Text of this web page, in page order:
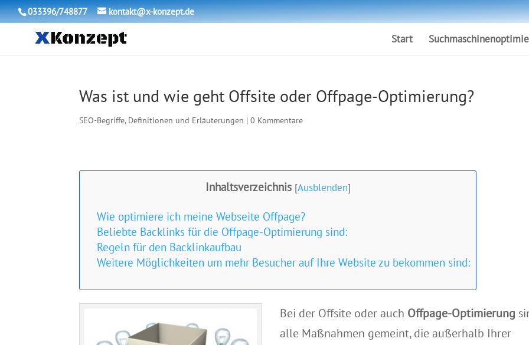
033396/748877 kontakt@x-konzept.de
Start
Was ist und wie geht Offsite oder Offpage-Optimierung?
SEO-Begriffe, Definitionen und Erläuterungen |0 Kommentare
Inhaltsverzeichnis [Ausblenden]
Wie optimiere ich meine Webseite Offpage?
Beliebte Backlinks für die Offpage-Optimierung sind:
Regeln für den Backlinkaufbau
Weitere Möglichkeiten um mehr Besucher auf Ihre Website zu bekommen sind:
Bei der Offsite oder auch Offpage-Optimierung
alle Maßnahmen gemeint, die außerhalb Ihrer